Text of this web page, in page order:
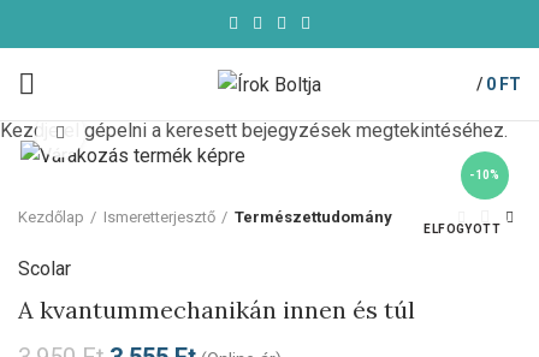
/ 0 FT
-10%
ELFOGYOTT
Click to enlarge
Kezdőlap Ismeretterjesztő Természettudomány
Scolar
A kvantummechanikán innen és túl
Kezdje el gépelni a keresett bejegyzések megtekintéséhez.